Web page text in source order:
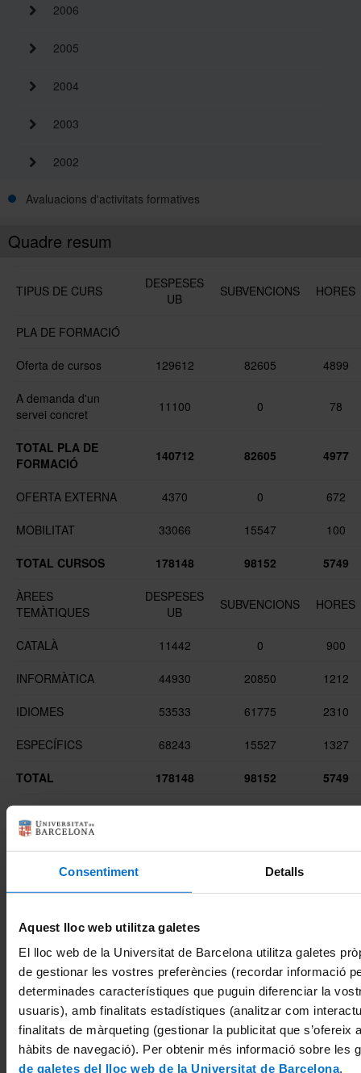
Consentiment Detalls
Aquest lloc web utilitza galetes
El lloc web de la Universitat de Barcelona utilitza galetes
de gestionar les vostres preferències (recordar informació
determinades característiques que puguin diferenciar la
usuaris), amb finalitats estadístiques (analitzar com
finalitats de màrqueting (gestionar la publicitat que s’ofereix
hàbits de navegació). Per obtenir més informació sobre les
de galetes del lloc web de la Universitat de Barcelona.
2006
2005
2004
2003
2002
Avaluacions d'activitats formatives
Quadre resum
TIPUS DE CURS
DESPESES
UB
SUBVENCIONS HORES
PLA DE FORMACIÓ
Oferta de cursos 129612 82605 4899
A demanda d'un
servei concret
11100 0 78
TOTAL PLA DE
FORMACIÓ
140712 82605 4977
OFERTA EXTERNA 4370 0 672
MOBILITAT 33066 15547 100
TOTAL CURSOS 178148 98152 5749
ÀREES
TEMÀTIQUES
DESPESES
UB
SUBVENCIONS HORES
CATALÀ 11442 0 900
INFORMÀTICA 44930 20850 1212
IDIOMES 53533 61775 2310
ESPECÍFICS 68243 15527 1327
TOTAL 178148 98152 5749
ÀMBITS
DESPESES
FORMACIÓ
PERFECCIONAMENT 99469 82105 3385
PROVES NIVELL 1905 13 94
MOBILITAT ANGLÈS 33066 1